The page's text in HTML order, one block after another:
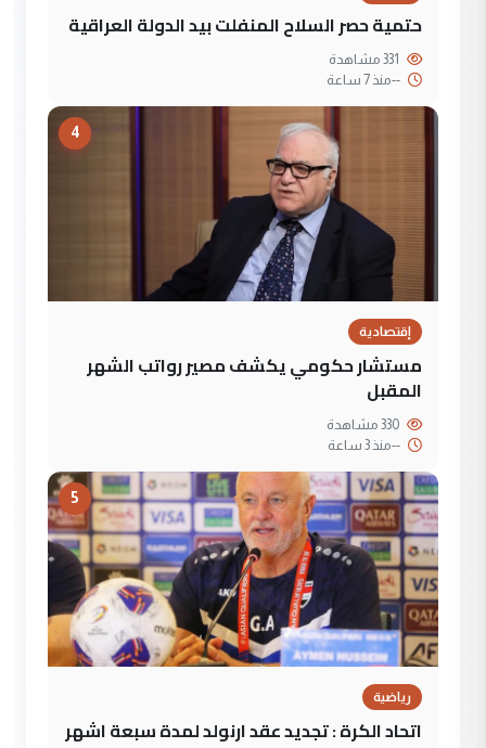
حتمية حصر السلاح المنفلت بيد الدولة العراقية
--منذ 7 ساعة
4
إقتصادية
مستشار حكومي يكشف مصير رواتب الشهر
المقبل
--منذ 3 ساعة
5
رياضية
اتحاد الكرة : تجديد عقد ارنولد لمدة سبعة اشهر